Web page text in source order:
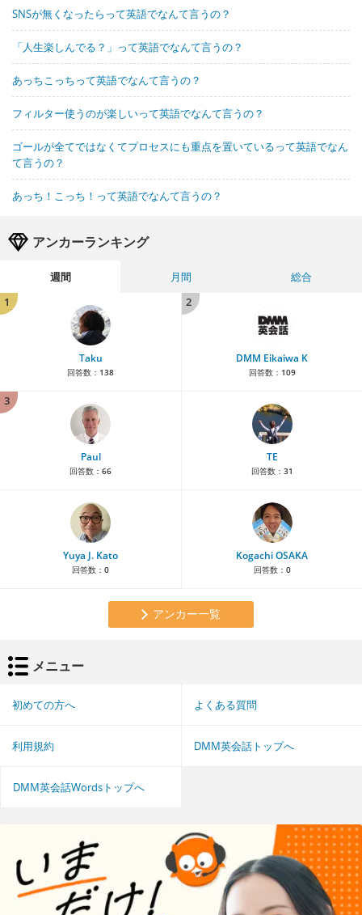
SNSが無くなったらって英語でなんて言うの？
「人生楽しんでる？」って英語でなんて言うの？
あっちこっちって英語でなんて言うの？
フィルター使うのが楽しいって英語でなんて言うの？
ゴールが全てではなくてプロセスにも重点を置いているって英語でなん
て言うの？
あっち！こっち！って英語でなんて言うの？
アンカーランキング
週間 月間
総合
1
Taku
回答数： 138
2
DMM Eikaiwa K
回答数： 109
3
Paul
回答数： 66
TE
回答数： 31
Yuya J. Kato
回答数： 0
Kogachi OSAKA
回答数： 0
アンカー一覧
メニュー
初めての方へ よくある質問
利用規約 DMM英会話トップへ
DMM英会話Wordsトップへ